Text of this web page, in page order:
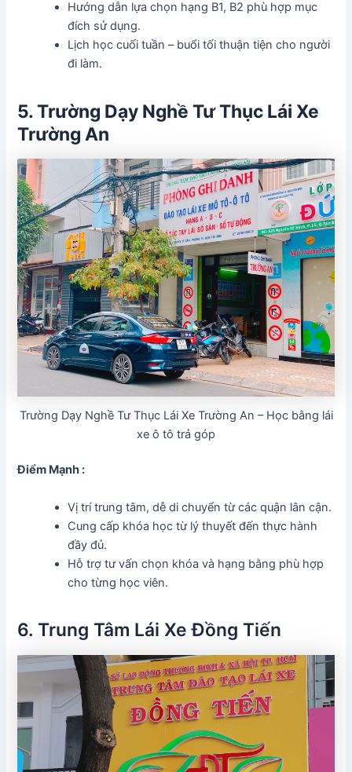
Hướng dẫn lựa chọn hạng B1, B2 phù hợp mục
đích sử dụng.
Lịch học cuối tuần – buổi tối thuận tiện cho người
đi làm.
5. Trường Dạy Nghề Tư Thục Lái Xe
Trường An
Trường Dạy Nghề Tư Thục Lái Xe Trường An – Học bằng lái
xe ô tô trả góp
Điểm Mạnh :
Vị trí trung tâm, dễ di chuyển từ các quận lân cận.
Cung cấp khóa học từ lý thuyết đến thực hành
đầy đủ.
Hỗ trợ tư vấn chọn khóa và hạng bằng phù hợp
cho từng học viên.
6. Trung Tâm Lái Xe Đồng Tiến